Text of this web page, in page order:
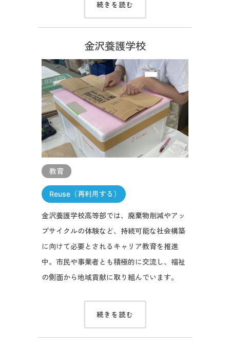
続きを読む
金沢養護学校
教育
Reuse（再利用する）
金沢養護学校高等部では、廃棄物削減やアッ
プサイクルの体験など、持続可能な社会構築
に向けて必要とされるキャリア教育を推進
中。市民や事業者とも積極的に交流し、福祉
の側面から地域貢献に取り組んでいます。
続きを読む